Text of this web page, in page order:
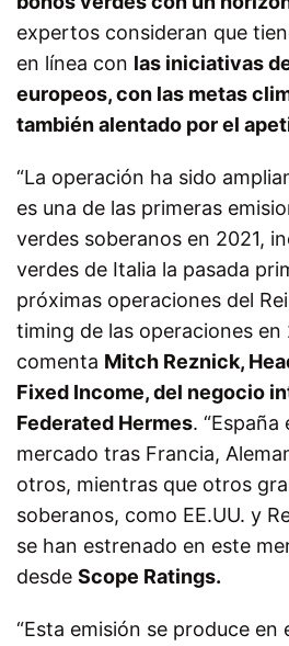
expertos consideran que
en línea con las iniciativas
europeos, con las metas
también alentado por el
“La operación ha sido
es una de las primeras
verdes soberanos en 2021,
verdes de Italia la pasada
próximas operaciones del
timing de las operaciones en
comenta Mitch Reznick,
Fixed Income, del negocio
Federated Hermes.
mercado tras Francia,
otros, mientras que otros
soberanos, como EE.UU. y
se han estrenado en este
desde Scope Ratings.
“Esta emisión se produce